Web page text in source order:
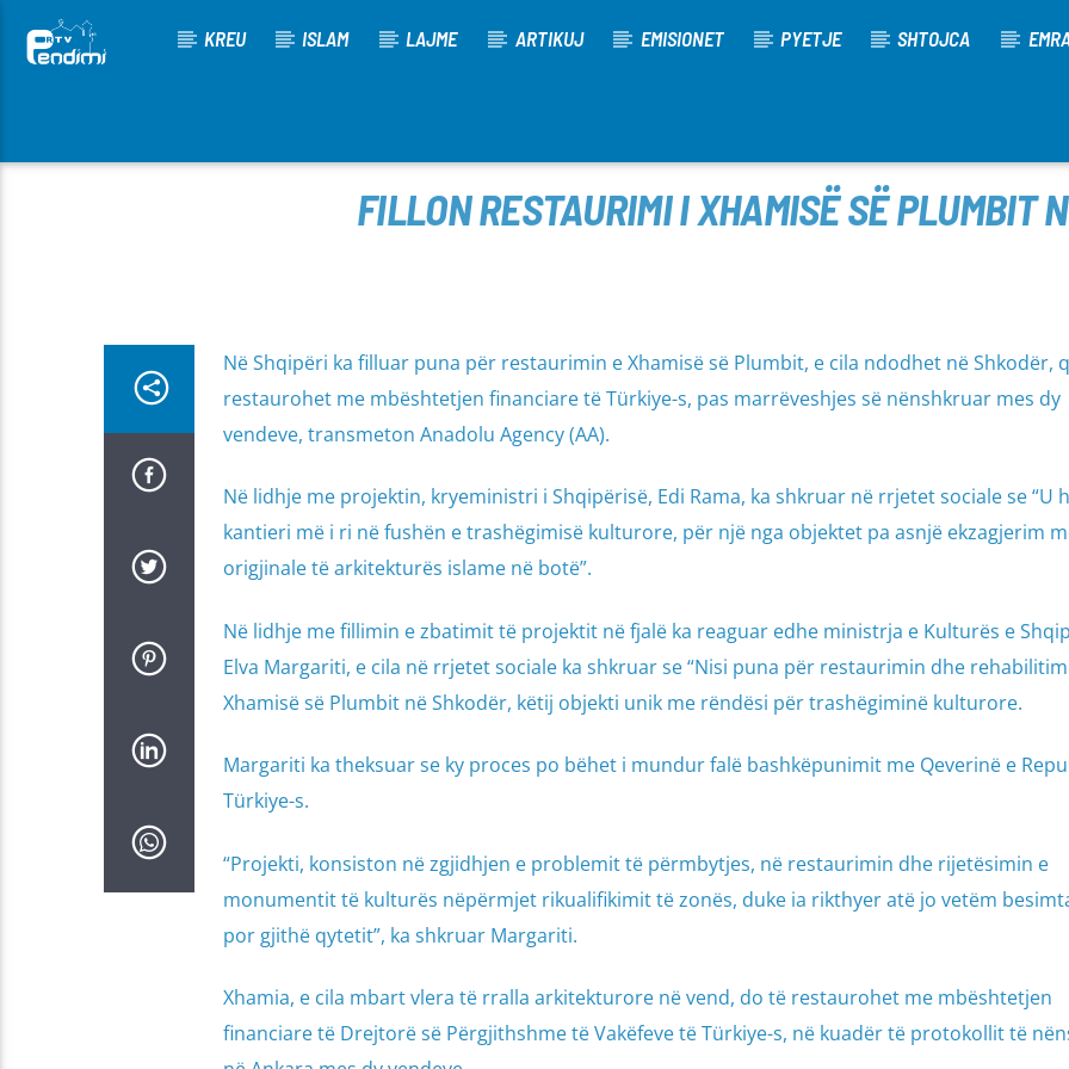
KREU ISLAM LAJME ARTIKUJ EMISIONET PYETJE SHTOJCA
FILLON RESTAURIMI I XHAMISË SË PLUMBIT
Në Shqipëri ka filluar puna për restaurimin e Xhamisë së Plumbit, e cila ndodhet në Shkodër,
restaurohet me mbështetjen financiare të Türkiye-s, pas marrëveshjes së nënshkruar mes dy
vendeve, transmeton Anadolu Agency (AA).
Në lidhje me projektin, kryeministri i Shqipërisë, Edi Rama, ka shkruar në rrjetet sociale se “U
kantieri më i ri në fushën e trashëgimisë kulturore, për një nga objektet pa asnjë ekzagjerim
origjinale të arkitekturës islame në botë”.
Në lidhje me fillimin e zbatimit të projektit në fjalë ka reaguar edhe ministrja e Kulturës e
Elva Margariti, e cila në rrjetet sociale ka shkruar se “Nisi puna për restaurimin dhe
Xhamisë së Plumbit në Shkodër, këtij objekti unik me rëndësi për trashëgiminë kulturore.
Margariti ka theksuar se ky proces po bëhet i mundur falë bashkëpunimit me Qeverinë e
Türkiye-s.
“Projekti, konsiston në zgjidhjen e problemit të përmbytjes, në restaurimin dhe rijetësimin e
monumentit të kulturës nëpërmjet rikualifikimit të zonës, duke ia rikthyer atë jo vetëm
por gjithë qytetit”, ka shkruar Margariti.
Xhamia, e cila mbart vlera të rralla arkitekturore në vend, do të restaurohet me mbështetjen
financiare të Drejtorë së Përgjithshme të Vakëfeve të Türkiye-s, në kuadër të protokollit të